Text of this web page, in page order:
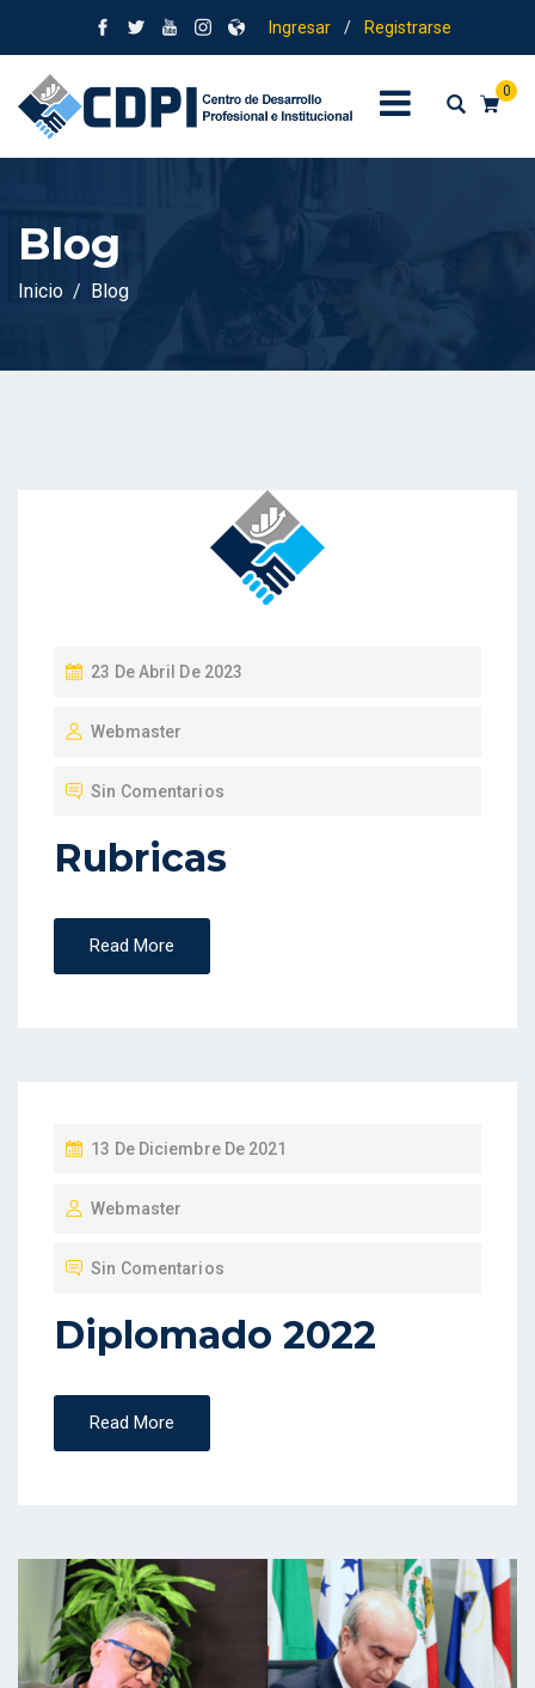
Ingresar / Registrarse
0
Blog
Inicio Blog
P
B
A
O
E
23 De Abril De 2023
Webmaster
Sin Comentarios
Rubricas
Read More
P
B
C
A
O
E
13 De Diciembre De 2021
Webmaster
Sin Comentarios
Diplomado 2022
Read More